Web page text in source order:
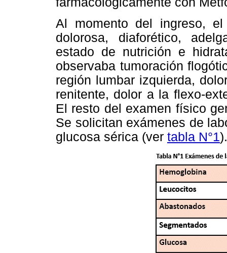
Al momento del ingreso,
dolorosa, diaforético,
estado de nutrición e
observaba tumoración
región lumbar izquierda, dolo
renitente, dolor a la flexo-
El resto del examen físico
Se solicitan exámenes de
glucosa sérica (ver tabla N°1).